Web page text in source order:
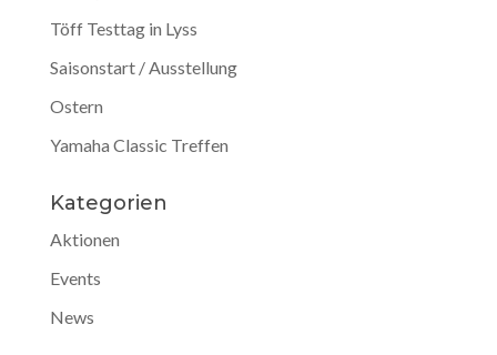
Töff Testtag in Lyss
Saisonstart / Ausstellung
Ostern
Yamaha Classic Treffen
Kategorien
Aktionen
Events
News